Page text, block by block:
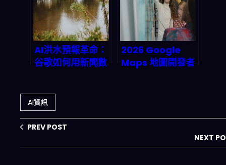
AI洪水預報革命：
谷歌如何用新聞數
2026 Google
Maps 地圖開發者
AI資訊
PREV POST
NEXT